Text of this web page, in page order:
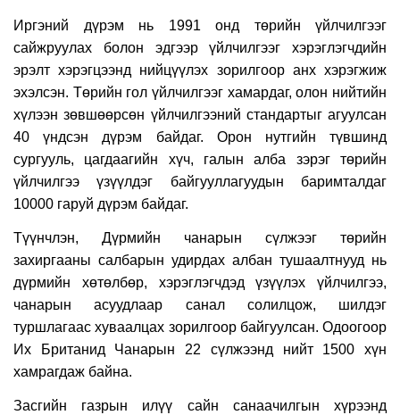
Иргэний дүрэм нь 1991 онд төрийн үйлчилгээг
сайжруулах болон эдгээр үйлчилгээг хэрэглэгчдийн
эрэлт хэрэгцээнд нийцүүлэх зорилгоор анх хэрэгжиж
эхэлсэн. Төрийн гол үйлчилгээг хамардаг, олон нийтийн
хүлээн зөвшөөрсөн үйлчилгээний стандартыг агуулсан
40 үндсэн дүрэм байдаг. Орон нутгийн түвшинд
сургууль, цагдаагийн хүч, галын алба зэрэг төрийн
үйлчилгээ үзүүлдэг байгууллагуудын баримталдаг
10000 гаруй дүрэм байдаг.
Түүнчлэн, Дүрмийн чанарын сүлжээг төрийн
захиргааны салбарын удирдах албан тушаалтнууд нь
дүрмийн хөтөлбөр, хэрэглэгчдэд үзүүлэх үйлчилгээ,
чанарын асуудлаар санал солилцож, шилдэг
туршлагаас хуваалцах зорилгоор байгуулсан. Одоогоор
Их Британид Чанарын 22 сүлжээнд нийт 1500 хүн
хамрагдаж байна.
Засгийн газрын илүү сайн санаачилгын хүрээнд